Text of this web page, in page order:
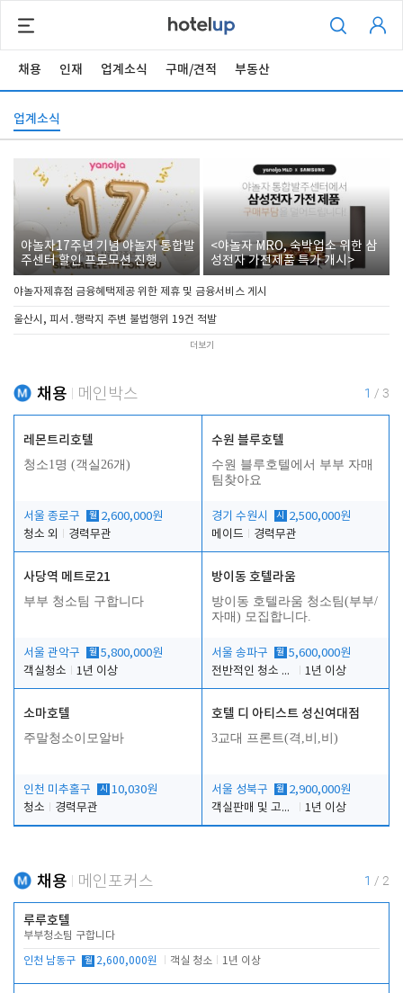
채용 인재 업계소식 구매/견적 부동산
업계소식
야놀자17주년 기념 야놀자 통합발
주센터 할인 프로모션 진행
<야놀자 MRO, 숙박업소 위한 삼
성전자 가전제품 특가 개시>
야놀자제휴점 금융혜택제공 위한 제휴 및 금융서비스 게시
울산시, 피서․행락지 주변 불법행위 19건 적발
더보기
채용 메인박스 1 / 3
레몬트리호텔
청소1명 (객실26개)
서울 종로구 월 2,600,000원
청소 외
경력무관
수원 블루호텔
수원 블루호텔에서 부부 자매
팀찾아요
경기 수원시 시
2,500,000원
메이드
경력무관
사당역 메트로21
부부 청소팀 구합니다
서울 관악구 월 5,800,000원
객실청소
1년 이상
방이동 호텔라움
방이동 호텔라움 청소팀(부부/
자매) 모집합니다.
서울 송파구 월 5,600,000원
전반적인 청소 업무(객실청소.객실정리)
1년 이상
소마호텔
주말청소이모알바
인천 미추홀구 시 10,030원
청소
경력무관
호텔 디 아티스트 성신여대점
3교대 프론트(격,비,비)
서울 성북구 월 2,900,000원
객실판매 및 고객응대
1년 이상
채용 메인포커스 1 / 2
루루호텔
부부청소팀 구합니다
인천 남동구 월 2,600,000원 객실 청소 1년 이상